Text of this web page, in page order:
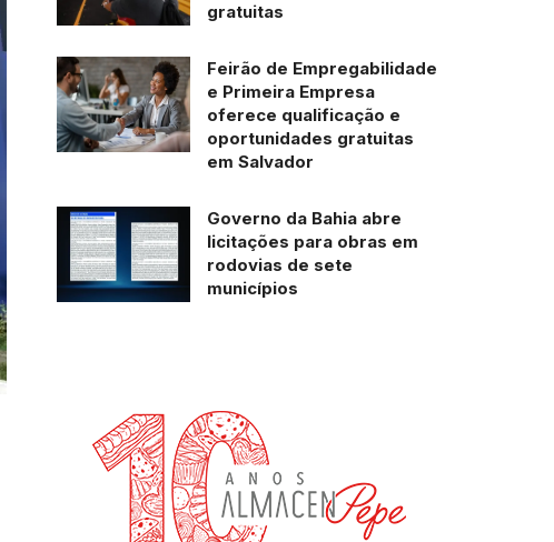
gratuitas
Feirão de Empregabilidade
e Primeira Empresa
oferece qualificação e
oportunidades gratuitas
em Salvador
Governo da Bahia abre
licitações para obras em
rodovias de sete
municípios